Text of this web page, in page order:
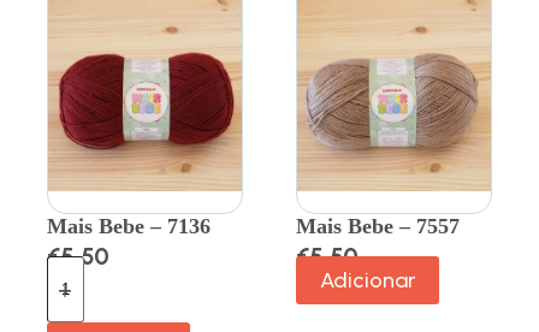
Mais Bebe – 7136
€5.50
Mais Bebe – 7557
€5.50
Adicionar